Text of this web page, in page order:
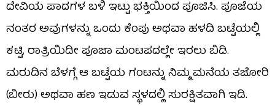
ದೇವಿಯ ಪಾದಗಳ ಬಳಿ ಇಟ್ಟು ಭಕ್ತಿಯಿಂದ ಪೂಜಿಸಿ. ಪೂಜೆಯ
ನಂತರ ಅವುಗಳನ್ನು ಒಂದು ಕೆಂಪು ಅಥವಾ ಹಳದಿ ಬಟ್ಟೆಯಲ್ಲಿ
ಕಟ್ಟಿ, ರಾತ್ರಿಯಿಡೀ ಪೂಜಾ ಮಂಟಪದಲ್ಲೇ ಇರಲು ಬಿಡಿ.
ಮರುದಿನ ಬೆಳಗ್ಗೆ ಆ ಬಟ್ಟೆಯ ಗಂಟನ್ನು ನಿಮ್ಮ ಮನೆಯ ತಜೋರಿ
(ಬೀರು) ಅಥವಾ ಹಣ ಇಡುವ ಸ್ಥಳದಲ್ಲಿ ಸುರಕ್ಷಿತವಾಗಿ ಇಡಿ.